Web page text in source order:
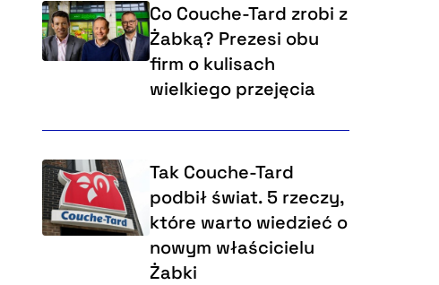
Co Couche-Tard zrobi z
Żabką? Prezesi obu
firm o kulisach
wielkiego przejęcia
Tak Couche-Tard
podbił świat. 5 rzeczy,
które warto wiedzieć o
nowym właścicielu
Żabki